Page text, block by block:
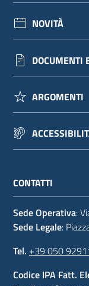
NOVITÀ
DOCUMENTI
ARGOMENTI
CONTATTI
Sede Operativa:
Sede Legale:
Tel. +39 050
Codice IPA Fatt.